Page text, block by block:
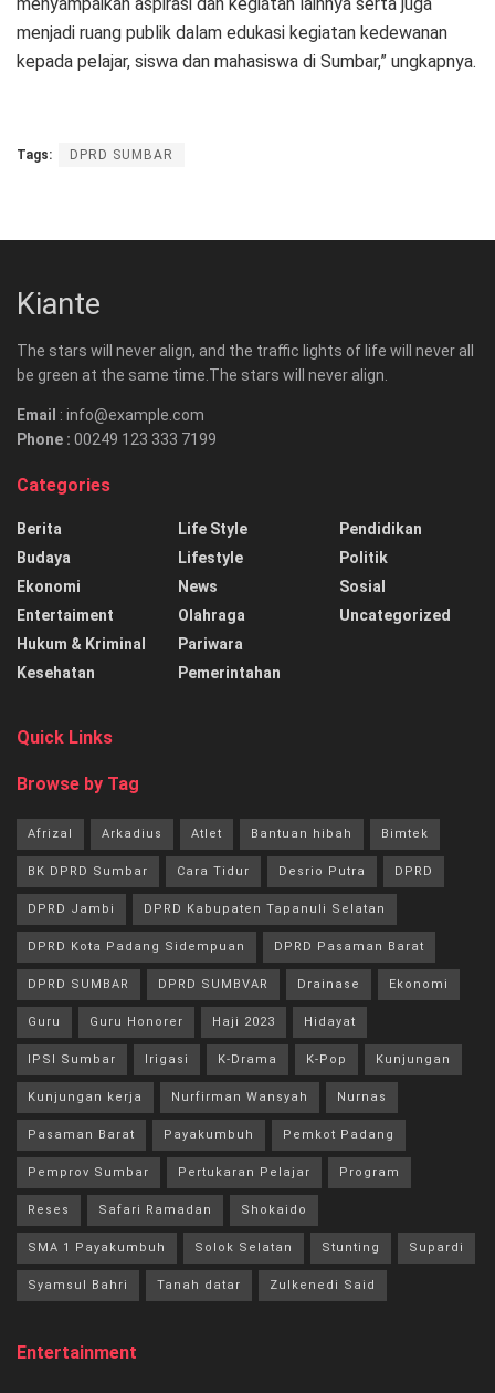
menjadi ruang publik dalam edukasi kegiatan kedewanan
kepada pelajar, siswa dan mahasiswa di Sumbar,” ungkapnya.
Tags: DPRD SUMBAR
Kiante
The stars will never align, and the traffic lights of life will never all
be green at the same time.The stars will never align.
Email : info@example.com
Phone : 00249 123 333 7199
Categories
Berita
Budaya
Ekonomi
Entertaiment
Hukum & Kriminal
Kesehatan
Life Style
Lifestyle
News
Olahraga
Pariwara
Pemerintahan
Pendidikan
Politik
Sosial
Uncategorized
Quick Links
Browse by Tag
Afrizal Arkadius Atlet Bantuan hibah Bimtek
BK DPRD Sumbar Cara Tidur Desrio Putra DPRD
DPRD Jambi DPRD Kabupaten Tapanuli Selatan
DPRD Kota Padang Sidempuan DPRD Pasaman Barat
DPRD SUMBAR DPRD SUMBVAR Drainase Ekonomi
Guru Guru Honorer Haji 2023 Hidayat
IPSI Sumbar Irigasi K-Drama K-Pop Kunjungan
Kunjungan kerja Nurfirman Wansyah Nurnas
Pasaman Barat Payakumbuh Pemkot Padang
Pemprov Sumbar Pertukaran Pelajar Program
Reses Safari Ramadan Shokaido
SMA 1 Payakumbuh Solok Selatan Stunting Supardi
Syamsul Bahri Tanah datar Zulkenedi Said
Entertainment